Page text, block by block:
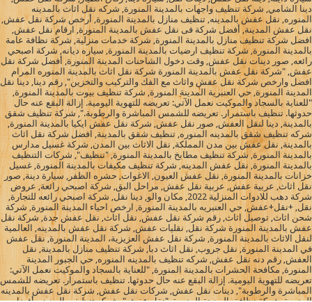
دينا الشامي, شركة تنظيف واجهات بالمدينة المنورة, شركه نقل اثاث بالمدينه
المنوره, نقل عفش بالمدينه, تنظيف منازل بالمدينة المنورة, أرخص شركة نقل عفش,
نقل عفش المدينة, أفضل شركة فى نقل عفش بالمدينة المنورة, ارقام نقل عفش,
افضل شركة تنظيف منازل بالمدينة المنورة, شركة خدمات منزلية, شركة نظافة عامة
بالمدينة المنورة, شركة تنظيف ارضيات بالمدينة المنورة, سياره ديانه, شركة اصبحي
رائعه, صور دينات نقل عفش, وقت دخول الشاحنات المدينة المنورة, أفضل شركة نقل
عفش, "شركة نقل عفش بالمدينة المنورة شركة نقل اثاث بالمدينة المنوره المرام
افضل وارخص شركة نقل عفش واثاث مع الفك والتركيب والتخزين", رقم دينا, دينا نقل
المدينة المنورة, حي العنبرية المدينة المنورة, شركة تنظيف بيوت بالمدينة المنورة,
"للعناية بالسجاد والموكيت نعمل الآتي: تعريضه للتهوية اليومية. إزالة البقع عنه حال
حدوثها. تنظيف باستمرار. تعريضه للشمس المباشرة والرطوبة.", شركة تنظيف شقق
بالمدينة, دينا لنقل العفش, صور نقل عفش, شركة نقل عفش ايكيا بالمدينة المنورة,
شركه تنظيف شقق بالمدينه المنوره, تنظيف شقق بالمدينة, افضل شركة نقل اثاث
بالمدينة, نقل عفش بين مدن المملكة, نقل الاثاث بين المدن, شركة غسيل مدارس
بالمدينة المنورة, شركة تنظيف مطابخ بالمدينة المنورة, "تنظيف", شركات التنظيف
بالمدينة المنورة, نقل عفش المدينه, شركة تنظيف مكيفات بالمدينة المنورة, غسيل
خزانات بالمدينة المنورة, نقل عفش العيون, الاغوات, حشره الظفر, سيارة دينة, صور
نقل اثاث, عربية عفش, عربية نقل عفش, مراحل البق, شركة اصبحي رائعة, عروض
شركة دهب للادوات المنزلية 2022, مكان والو, دينا نقل, شركة اصبحي رائعه للتجارة,
نقل, +نقل+عفش, حي العنبريه بالمدينة المنورة, ارخص احياء المدينة المنورة, شركة
شحن اثاث, توصيل اثاث, رقم شركة نقل عفش, نقل اثاث, نقل عفش جدة, شركة نقل
عفش بالمدينة المنورة شركة نقل, نقليات عفش, شركة نقل عفش بالمدينه, العالمية
لنقل الاثاث بالمدينة المنورة, شركة نقل عفش العزيزية، المدينة المنورة, نقل عفش
في المدينة المنورة, نقل جروب, نقل اثاث دبا, شركة تنظيف منازل بالمدينة, نقل
العفش, رقم دنه نقل عفش, شركه تنظيف بالمدينه المنوره, حي الجبور المدينة
المنورة, مكافحة الحشرات بالمدينة المنورة, "للعناية بالسجاد والموكيت نعمل الآتي:
تعريضه للتهوية اليومية. إزالة البقع عنه حال حدوثها. تنظيف باستمرار. تعريضه للشمس
المباشرة والرطوبة", دينات نقل عفش, شركات نقل عفش, شركة نقل عفش بالمدينه